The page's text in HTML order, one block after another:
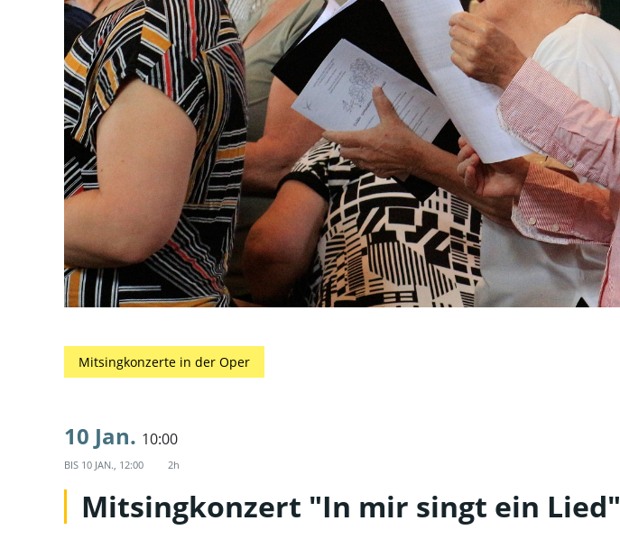
Mitsingkonzerte in der Oper
10 Jan. 10:00
BIS 10 JAN., 12:00 2h
Mitsingkonzert "In mir singt ein Lied"